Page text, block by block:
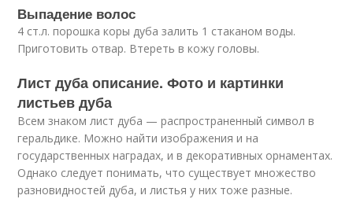
Выпадение волос
4 ст.л. порошка коры дуба залить 1 стаканом воды.
Приготовить отвар. Втереть в кожу головы.
Лист дуба описание. Фото и картинки
листьев дуба
Всем знаком лист дуба — распространенный символ в
геральдике. Можно найти изображения и на
государственных наградах, и в декоративных орнаментах.
Однако следует понимать, что существует множество
разновидностей дуба, и листья у них тоже разные.